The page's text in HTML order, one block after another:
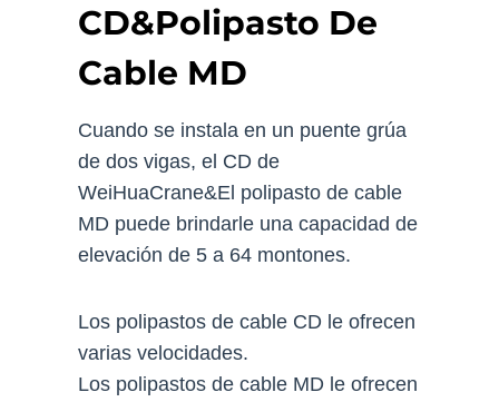
CD&Polipasto De
Cable MD
Cuando se instala en un puente grúa
de dos vigas, el CD de
WeiHuaCrane&El polipasto de cable
MD puede brindarle una capacidad de
elevación de 5 a 64 montones.
Los polipastos de cable CD le ofrecen
varias velocidades.
Los polipastos de cable MD le ofrecen